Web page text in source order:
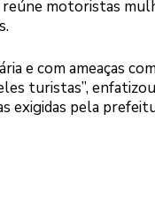
motoristas
e com ameaças
turistas”,
exigidas pela